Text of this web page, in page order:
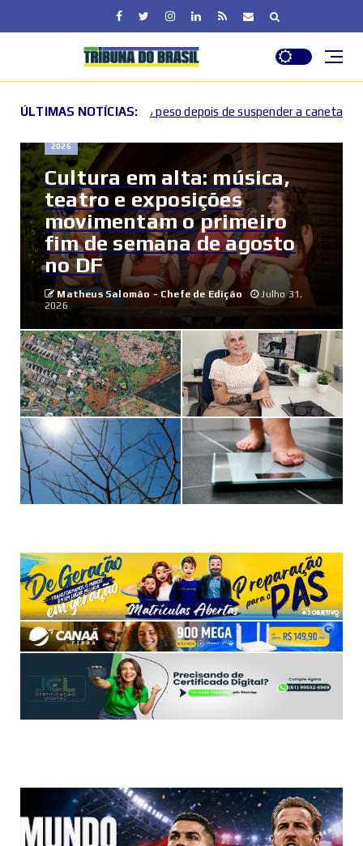
ÚLTIMAS NOTÍCIAS:
a caneta emagrecedora 2026 DF segue em
2026
Cultura em alta: música,
teatro e exposições
movimentam o primeiro
fim de semana de agosto
no DF
Matheus Salomão - Chefe de Edição
Julho 31,
2026